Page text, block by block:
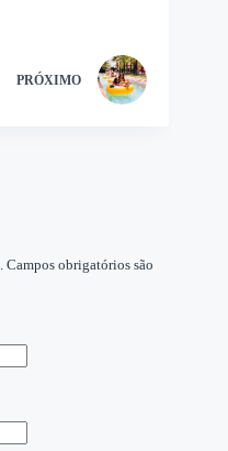
PRÓXIMO
Campos obrigatórios são